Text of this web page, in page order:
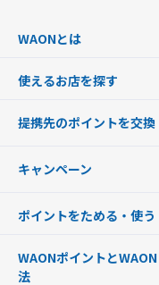
WAONとは
WAONを申込む
インターネット上でのお買
使えるお店を探す
店舗検索
イオン銀行ATM設置場所
提携先のポイントを交換
キャンペーン
ポイントをためる・使う
ポイントの有効期限につい
WAONポイントと
法